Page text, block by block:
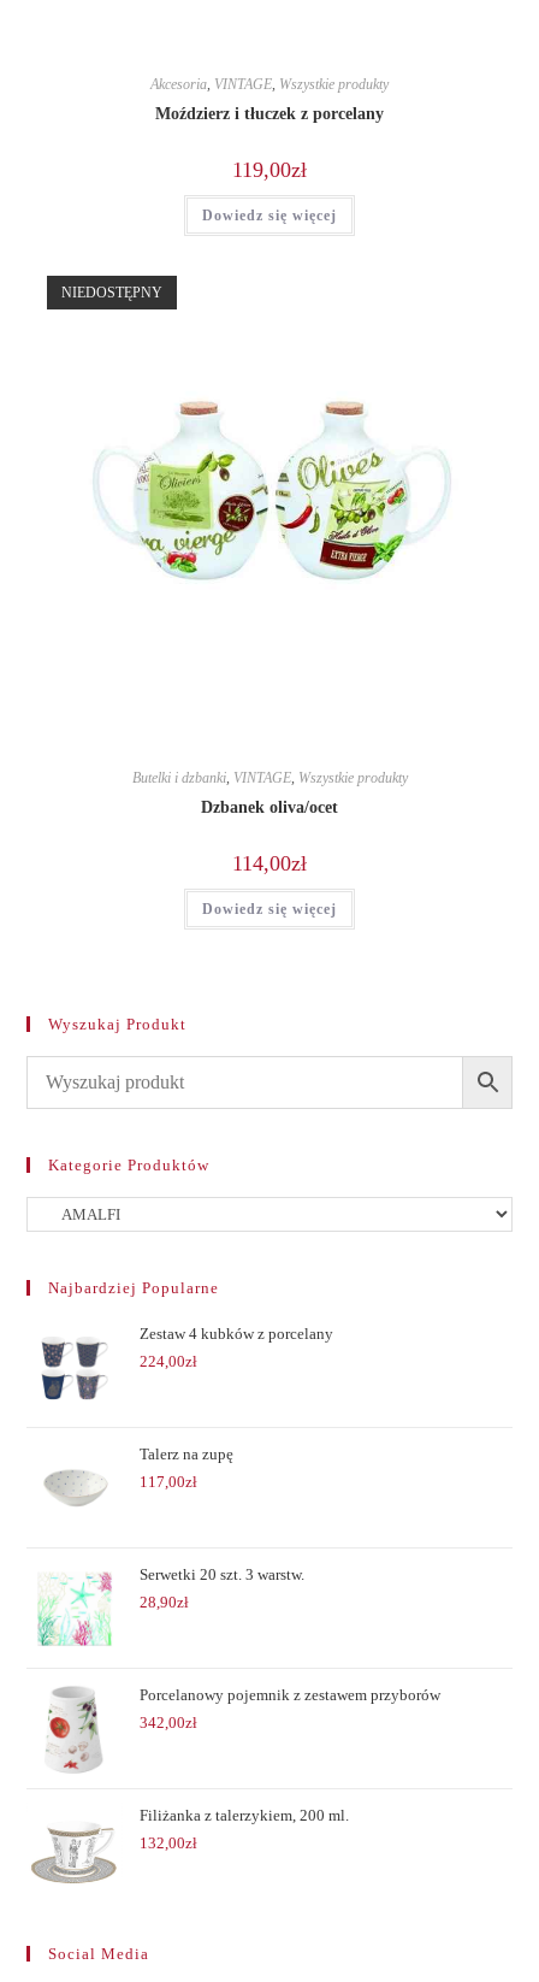
Akcesoria, VINTAGE, Wszystkie produkty
Moździerz i tłuczek z porcelany
119,00zł
Dowiedz się więcej
NIEDOSTĘPNY
Butelki i dzbanki, VINTAGE, Wszystkie produkty
Dzbanek oliva/ocet
114,00zł
Dowiedz się więcej
Wyszukaj Produkt
Kategorie Produktów
Najbardziej Popularne
Zestaw 4 kubków z porcelany
224,00zł
Talerz na zupę
117,00zł
Serwetki 20 szt. 3 warstw.
28,90zł
Porcelanowy pojemnik z zestawem przyborów
342,00zł
Filiżanka z talerzykiem, 200 ml.
132,00zł
Social Media